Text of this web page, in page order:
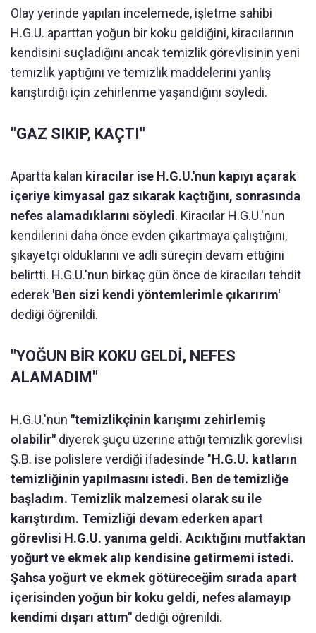
Olay yerinde yapılan incelemede, işletme sahibi
H.G.U. aparttan yoğun bir koku geldiğini, kiracılarının
kendisini suçladığını ancak temizlik görevlisinin yeni
temizlik yaptığını ve temizlik maddelerini yanlış
karıştırdığı için zehirlenme yaşandığını söyledi.
"GAZ SIKIP, KAÇTI"
Apartta kalan kiracılar ise H.G.U.'nun kapıyı açarak
içeriye kimyasal gaz sıkarak kaçtığını, sonrasında
nefes alamadıklarını söyledi. Kiracılar H.G.U.'nun
kendilerini daha önce evden çıkartmaya çalıştığını,
şikayetçi olduklarını ve adli süreçin devam ettiğini
belirtti. H.G.U.'nun birkaç gün önce de kiracıları tehdit
ederek 'Ben sizi kendi yöntemlerimle çıkarırım'
dediği öğrenildi.
"YOĞUN BİR KOKU GELDİ, NEFES
ALAMADIM"
H.G.U.'nun "temizlikçinin karışımı zehirlemiş
olabilir" diyerek şuçu üzerine attığı temizlik görevlisi
Ş.B. ise polislere verdiği ifadesinde "H.G.U. katların
temizliğinin yapılmasını istedi. Ben de temizliğe
başladım. Temizlik malzemesi olarak su ile
karıştırdım. Temizliği devam ederken apart
görevlisi H.G.U. yanıma geldi. Acıktığını mutfaktan
yoğurt ve ekmek alıp kendisine getirmemi istedi.
Şahsa yoğurt ve ekmek götüreceğim sırada apart
içerisinden yoğun bir koku geldi, nefes alamayıp
kendimi dışarı attım" dediği öğrenildi.